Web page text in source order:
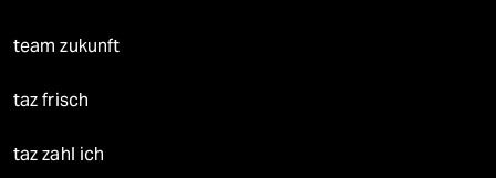
team zukunft
taz frisch
taz zahl ich